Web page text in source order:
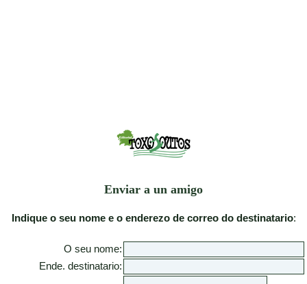
Enviar a un amigo
Indique o seu nome e o enderezo de correo do destinatario:
O seu nome:
Ende. destinatario: